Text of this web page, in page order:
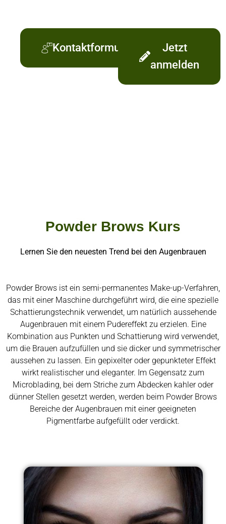
Kontaktformular
Jetzt
anmelden
Powder Brows Kurs
Lernen Sie den neuesten Trend bei den Augenbrauen
Powder Brows ist ein semi-permanentes Make-up-Verfahren,
das mit einer Maschine durchgeführt wird, die eine spezielle
Schattierungstechnik verwendet, um natürlich aussehende
Augenbrauen mit einem Pudereffekt zu erzielen. Eine
Kombination aus Punkten und Schattierung wird verwendet,
um die Brauen aufzufüllen und sie dicker und symmetrischer
aussehen zu lassen. Ein gepixelter oder gepunkteter Effekt
wirkt realistischer und eleganter. Im Gegensatz zum
Microblading, bei dem Striche zum Abdecken kahler oder
dünner Stellen gesetzt werden, werden beim Powder Brows
Bereiche der Augenbrauen mit einer geeigneten
Pigmentfarbe aufgefüllt oder verdickt.